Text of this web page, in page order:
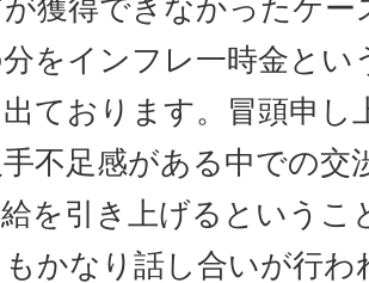
獲得できなかったケー
をインフレ一時金とい
ております。冒頭申し
不足感がある中での交
を引き上げるというこ
かなり話し合いが行